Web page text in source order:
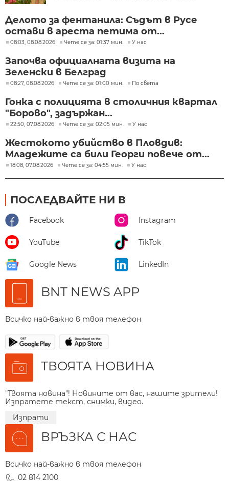
Делото за фентанила: Съдът в Русе
остави в ареста петима от...
08:03, 08.08.2026 Чете се за: 01:37 мин. У нас
Започва официалната визита на
Зеленски в Белград
08:27, 08.08.2026 Чете се за: 01:00 мин. По света
Гонка с полицията в столичния квартал
"Борово", задържан...
22:50, 07.08.2026 Чете се за: 02:05 мин. У нас
Жестокото убийство в Пловдив:
Младежите са били Георги повече от...
18:08, 07.08.2026 Чете се за: 04:55 мин. У нас
ПОСЛЕДВАЙТЕ НИ В
Facebook Instagram
YouTube TikTok
Google News LinkedIn
BNT NEWS APP
Всичко най-важно в твоя телефон
ТВОЯТА НОВИНА
"Твоята новина"! Новините от вас, нашите зрители!
Изпратете текст, снимки, видео.
Изпрати
ВРЪЗКА С НАС
Всичко най-важно в твоя телефон
02 814 2100